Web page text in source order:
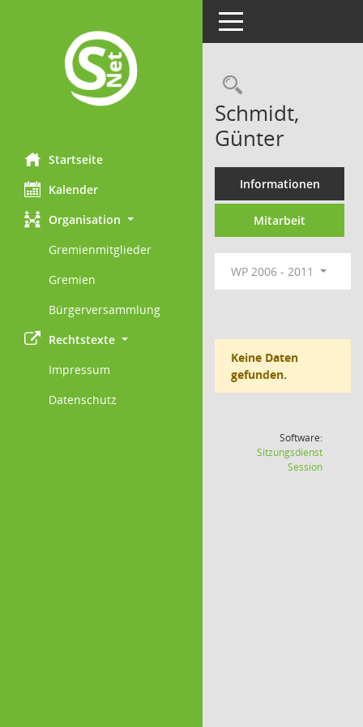
Startseite
Kalender
Organisation
Gremienmitglieder
Gremien
Bürgerversammlung
Rechtstexte
Impressum
Datenschutz
Toggle navigation
Schmidt,
Günter
Informationen
Mitarbeit
WP 2006 - 2011
Keine Daten
gefunden.
Software:
Sitzungsdienst
Session(Wird in